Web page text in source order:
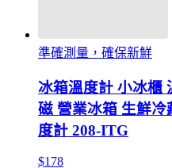
準確測量，確保新鮮
冰箱溫度計 小冰櫃
磁 營業冰箱 生鮮
度計 208-ITG
$178